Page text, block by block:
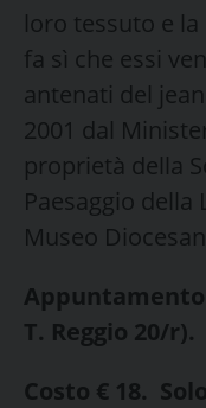
loro tessuto e
fa sì che essi
antenati del
2001 dal
proprietà della
Paesaggio della
Museo
Appuntamento
T. Reggio 20/r).
Costo € 18.